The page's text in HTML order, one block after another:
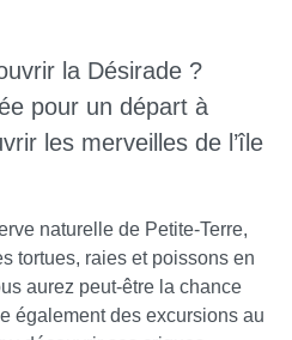
la Désirade ?
pour un départ à
les merveilles de l’île
naturelle de Petite-Terre,
tortues, raies et poissons en
aurez peut-être la chance
également des excursions au